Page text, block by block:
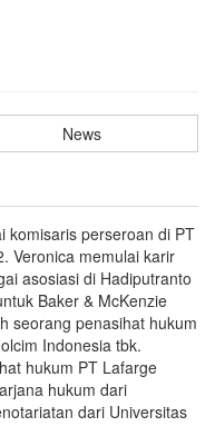
News
komisaris perseroan di PT
Veronica memulai karir
asosiasi di Hadiputranto
Baker & McKenzie
seorang penasihat hukum
Indonesia tbk.
hukum PT Lafarge
hukum dari
dari Universitas